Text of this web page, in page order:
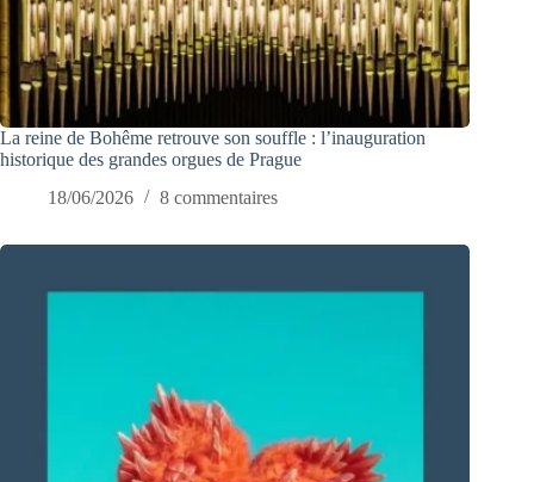
La reine de Bohême retrouve son souffle : l’inauguration
historique des grandes orgues de Prague
18/06/2026
8 commentaires